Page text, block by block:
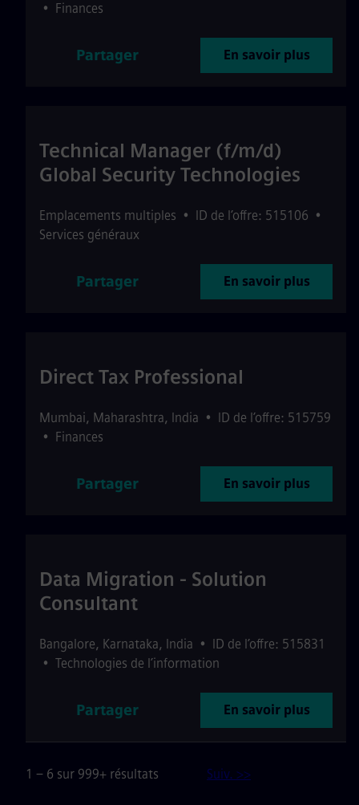
• Finances
Partager En savoir plus
Technical Manager (f/m/d)
Global Security Technologies
Emplacements multiples • ID de l’offre: 515106 •
Services généraux
Partager En savoir plus
Direct Tax Professional
Mumbai, Maharashtra, India • ID de l’offre: 515759
• Finances
Partager En savoir plus
Data Migration - Solution
Consultant
Bangalore, Karnataka, India • ID de l’offre: 515831
• Technologies de l’information
Partager En savoir plus
1 – 6 sur 999+ résultats Suiv. >>